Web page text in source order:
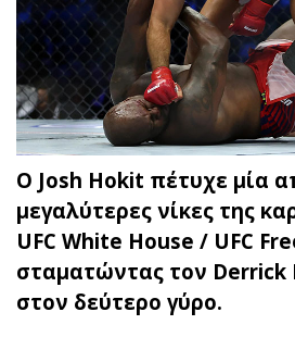
Ο Josh Hokit πέτυχε μία
μεγαλύτερες νίκες της
UFC White House / UFC
σταματώντας τον Derrick
στον δεύτερο γύρο.